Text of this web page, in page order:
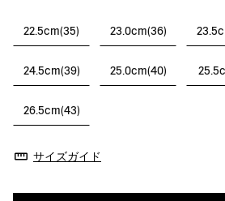
22.5cm(35) 23.0cm(36)
24.5cm(39) 25.0cm(40)
26.5cm(43)
サイズガイド